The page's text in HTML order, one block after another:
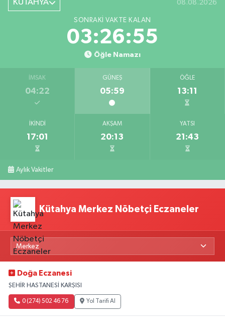
KÜTAHYA 08.08.2026
SONRAKI VAKTE KALAN
03:26:54
Öğle Namazı
İMSAK
04:22
GÜNEŞ
05:59
ÖĞLE
13:11
İKINDI
17:01
AKŞAM
20:13
YATSI
21:43
Aylık Vakitler
Kütahya Merkez Nöbetçi Eczaneler
Doğa Eczanesi
ŞEHİR HASTANESİ KARŞISI
0 (274) 502 46 76 Yol Tarifi Al